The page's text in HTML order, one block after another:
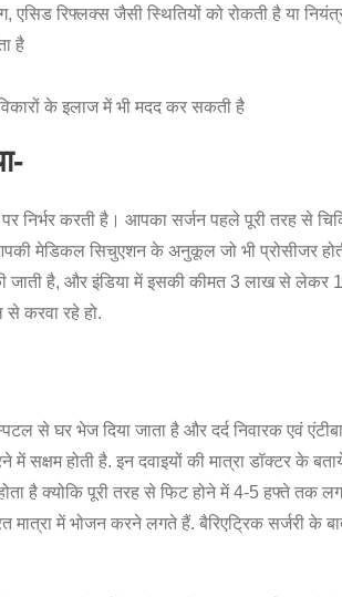
एसिड रिफ्लक्स जैसी स्थितियों को रोकती है या
है
के इलाज में भी मदद कर सकती है
निर्भर करती है। आपका सर्जन पहले पूरी तरह से
मेडिकल सिचुएशन के अनुकूल जो भी प्रोसीजर
जाती है, और इंडिया में इसकी कीमत 3 लाख से लेकर
से करवा रहे हो.
से घर भेज दिया जाता है और दर्द निवारक एवं
सक्षम होती है. इन दवाइयों की मात्रा डॉक्टर के
है क्योकि पूरी तरह से फिट होने में 4-5 हफ्ते तक
में भोजन करने लगते हैं. बैरिएट्रिक सर्जरी के